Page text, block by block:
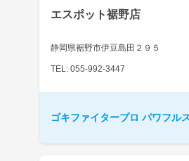
エスポット裾野店
静岡県裾野市伊豆島田２９５
TEL: 055-992-3447
ゴキファイタープロ パワフル